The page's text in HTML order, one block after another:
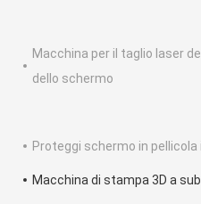
Macchina per il taglio laser
dello schermo
Proteggi schermo in pellicola
Macchina di stampa 3D a